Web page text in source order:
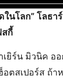
นโลก” โลธ
สกี้
ยิร์น มิวนิค
ตสเปอร์ส ถ้า